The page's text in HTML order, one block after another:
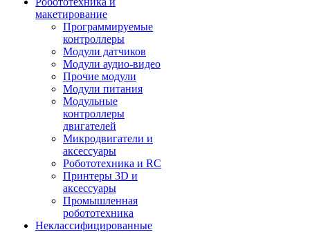
макетирование
Программируемые
контроллеры
Модули датчиков
Модули аудио-видео
Прочие модули
Модули питания
Модульные
контроллеры
двигателей
Микродвигатели и
аксессуары
Робототехника и RC
Принтеры 3D и
аксессуары
Промышленная
робототехника
Неклассифицированные